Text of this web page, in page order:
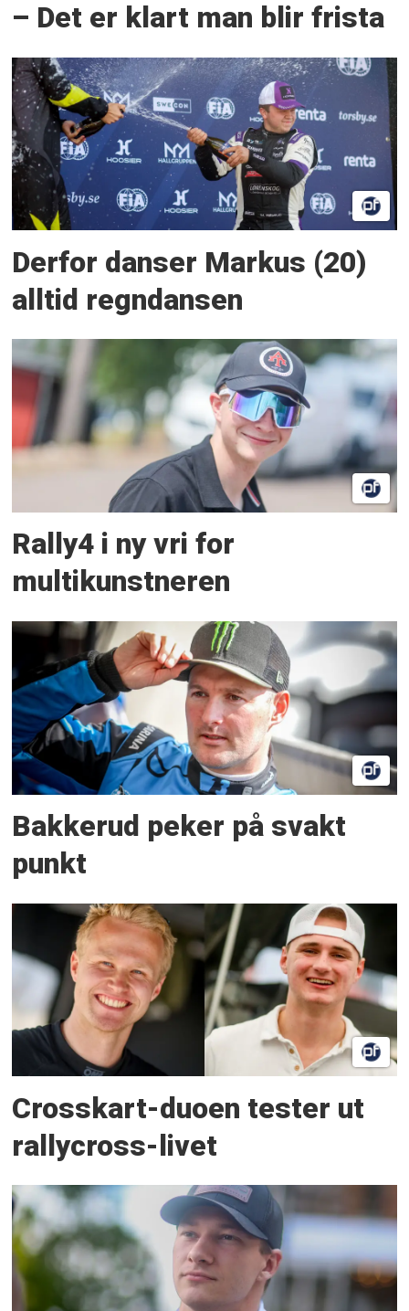
– Det er klart man blir frista
Derfor danser Markus (20)
alltid regndansen
Rally4 i ny vri for
multikunstneren
Bakkerud peker på svakt
punkt
Crosskart-duoen tester ut
rallycross-livet